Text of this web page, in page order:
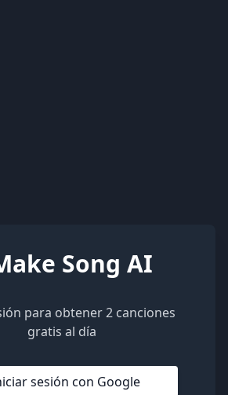
Song AI
para obtener 2 canciones
gratis al día
sesión con Google